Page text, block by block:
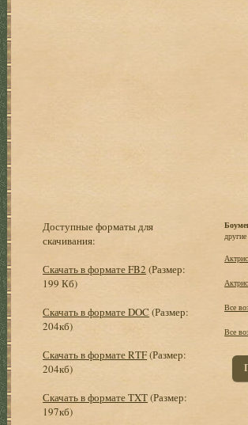
Доступные форматы для
скачивания:
Скачать в формате FB2 (Размер:
199 Кб)
Скачать в формате DOC (Размер:
204кб)
Скачать в формате RTF(Размер:
204кб)
Скачать в формате TXT(Размер:
197кб)
Все
Все